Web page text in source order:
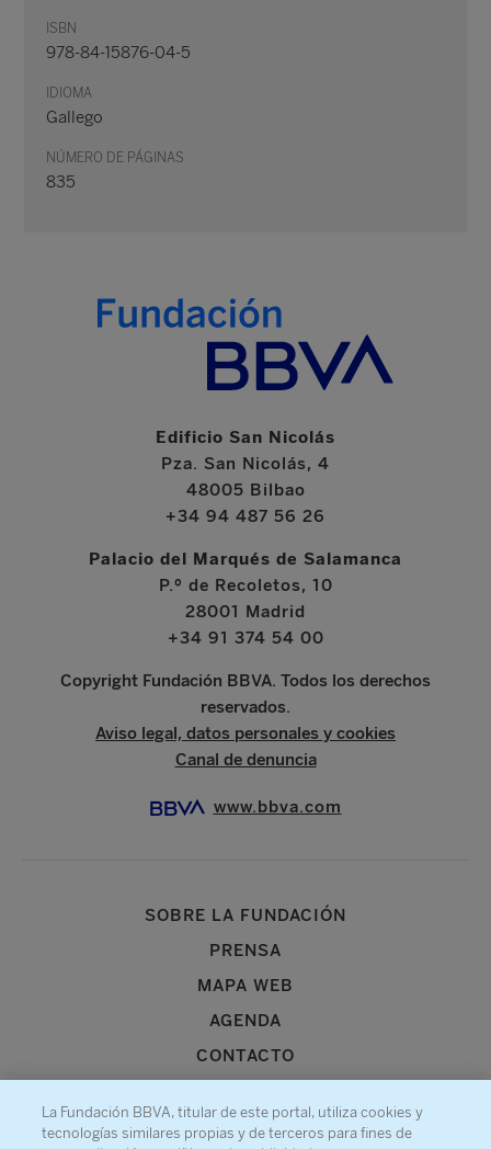
ISBN
978-84-15876-04-5
IDIOMA
Gallego
NÚMERO DE PÁGINAS
835
Edificio San Nicolás
Pza. San Nicolás, 4
48005 Bilbao
+34 94 487 56 26
Palacio del Marqués de Salamanca
P.º de Recoletos, 10
28001 Madrid
+34 91 374 54 00
Copyright Fundación BBVA. Todos los derechos
reservados.
Aviso legal, datos personales y cookies
Canal de denuncia
www.bbva.com
SOBRE LA FUNDACIÓN
PRENSA
MAPA WEB
AGENDA
CONTACTO
La Fundación BBVA, titular de este portal, utiliza cookies y
tecnologías similares propias y de terceros para fines de